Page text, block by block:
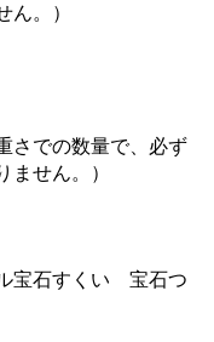
ん。）
さでの数量で、必ず
ません。）
宝石すくい 宝石つ